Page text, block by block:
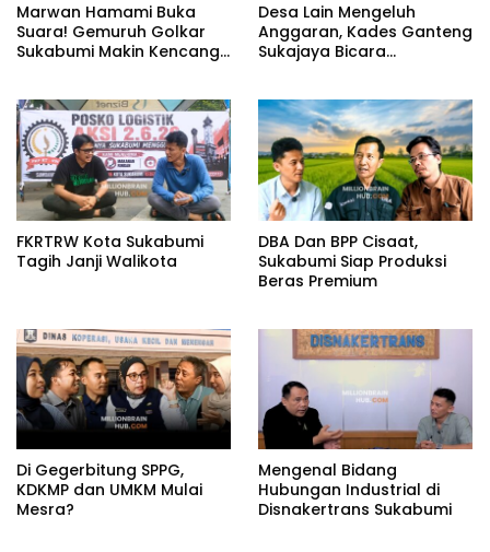
Marwan Hamami Buka
Suara! Gemuruh Golkar
Sukabumi Makin Kencang,
Desa Lain Mengeluh
Anggaran, Kades Ganteng
Sukajaya Bicara
FKRTRW Kota Sukabumi
Tagih Janji Walikota
DBA Dan BPP Cisaat,
Sukabumi Siap Produksi
Beras Premium
Di Gegerbitung SPPG,
KDKMP dan UMKM Mulai
Mesra?
Mengenal Bidang
Hubungan Industrial di
Disnakertrans Sukabumi